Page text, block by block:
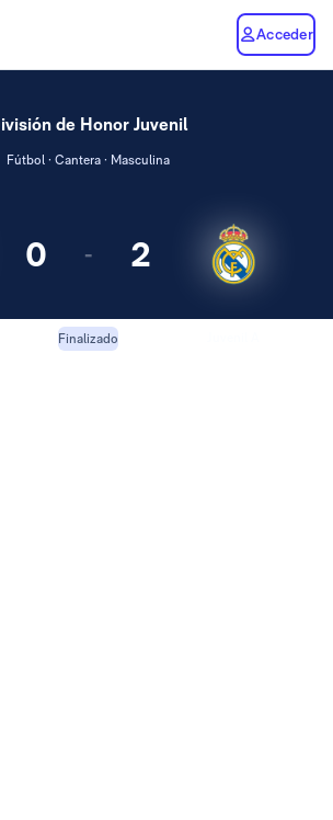
Acceder
de Honor Juvenil
Fútbol · Cantera · Masculina
0 - 2
Finalizado